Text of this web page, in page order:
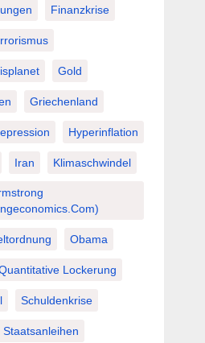
Finanzkrise
Gold
Griechenland
Hyperinflation
Iran Klimaschwindel
Obama
Lockerung
Schuldenkrise
Staatsanleihen